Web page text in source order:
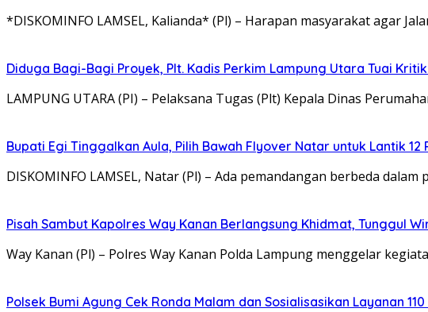
*DISKOMINFO LAMSEL, Kalianda* (Pl) – Harapan masyarakat agar
Diduga Bagi-Bagi Proyek, Plt. Kadis Perkim Lampung Utara Tuai
LAMPUNG UTARA (PI) – Pelaksana Tugas (Plt) Kepala Dinas
Bupati Egi Tinggalkan Aula, Pilih Bawah Flyover Natar untuk Lantik 12
DISKOMINFO LAMSEL, Natar (Pl) – Ada pemandangan berbeda
Pisah Sambut Kapolres Way Kanan Berlangsung Khidmat, Tunggul
Way Kanan (Pl) – Polres Way Kanan Polda Lampung menggelar
Polsek Bumi Agung Cek Ronda Malam dan Sosialisasikan Layanan